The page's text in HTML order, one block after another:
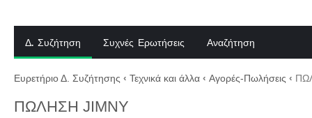
Δ. Συζήτηση Συχνές Ερωτήσεις Αναζήτηση
Ευρετήριο Δ. Συζήτησης ‹ Τεχνικά και άλλα ‹ Αγορές-Πωλήσεις ‹
ΠΩΛΗΣΗ JIMNY